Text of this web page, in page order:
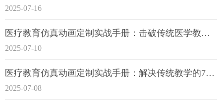
2025-07-16
医疗教育仿真动画定制实战手册：击破传统医学教育7大痛点
2025-07-10
医疗教育仿真动画定制实战手册：解决传统教学的7大痛点
2025-07-08